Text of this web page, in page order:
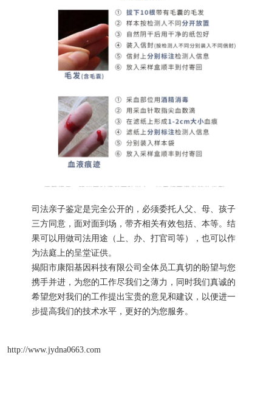
司法亲子鉴定是完全公开的，必须委托人父、母、孩子
三方同意，面对面到场，带齐相关有效包括、本等。结
果可以用做司法用途（上、办、打官司等），也可以作
为法庭上的呈堂证供。
揭阳市康阳基因科技有限公司全体员工真切的盼望与您
携手并进，为您的工作尽我们之薄力，同时我们真诚的
希望您对我们的工作提出宝贵的意见和建议，以便进一
步提高我们的技术水平，更好的为您服务。
http://www.jydna0663.com